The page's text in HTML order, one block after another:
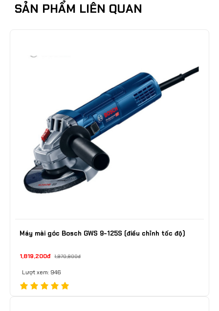
SẢN PHẨM LIÊN QUAN
Máy mài góc Bosch GWS 9-125S (điều chỉnh tốc độ)
1,819,200đ 1,970,800đ
Lượt xem: 946